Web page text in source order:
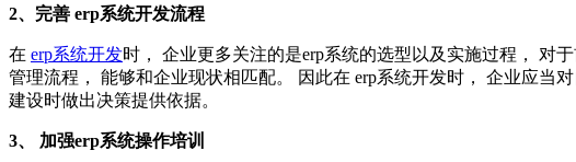
2、完善 erp系统开发流程
在 erp系统开发时， 企业更多关注的是erp系统的选型以及实施过程， 对
管理流程， 能够和企业现状相匹配。 因此在 erp系统开发时， 企业应当
建设时做出决策提供依据。
3、 加强erp系统操作培训